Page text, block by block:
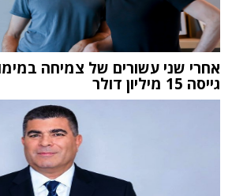
גייסה 15 מיליון דולר